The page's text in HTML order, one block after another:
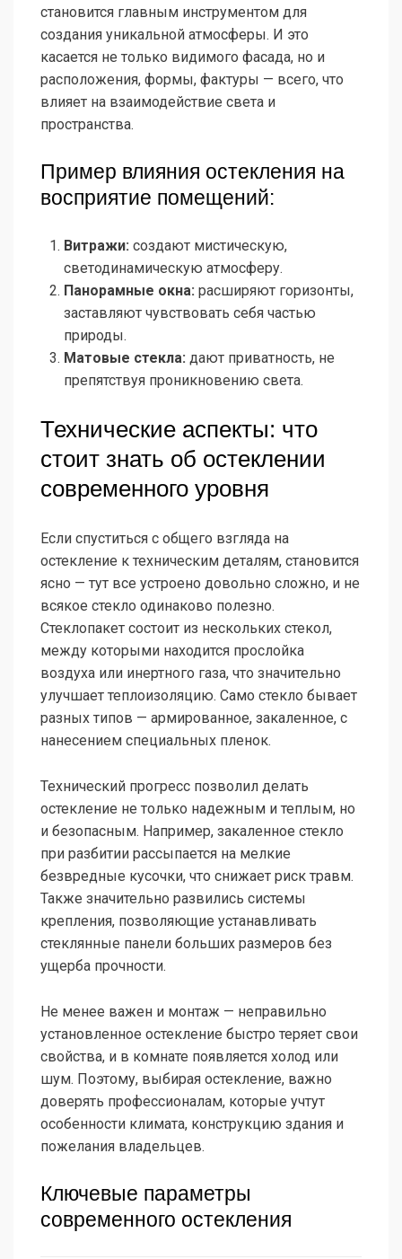
становится главным инструментом для
создания уникальной атмосферы. И это
касается не только видимого фасада, но и
расположения, формы, фактуры — всего, что
влияет на взаимодействие света и
пространства.
Пример влияния остекления на
восприятие помещений:
Витражи: создают мистическую,
светодинамическую атмосферу.
Панорамные окна: расширяют горизонты,
заставляют чувствовать себя частью
природы.
Матовые стекла: дают приватность, не
препятствуя проникновению света.
Технические аспекты: что
стоит знать об остеклении
современного уровня
Если спуститься с общего взгляда на
остекление к техническим деталям, становится
ясно — тут все устроено довольно сложно, и не
всякое стекло одинаково полезно.
Стеклопакет состоит из нескольких стекол,
между которыми находится прослойка
воздуха или инертного газа, что значительно
улучшает теплоизоляцию. Само стекло бывает
разных типов — армированное, закаленное, с
нанесением специальных пленок.
Технический прогресс позволил делать
остекление не только надежным и теплым, но
и безопасным. Например, закаленное стекло
при разбитии рассыпается на мелкие
безвредные кусочки, что снижает риск травм.
Также значительно развились системы
крепления, позволяющие устанавливать
стеклянные панели больших размеров без
ущерба прочности.
Не менее важен и монтаж — неправильно
установленное остекление быстро теряет свои
свойства, и в комнате появляется холод или
шум. Поэтому, выбирая остекление, важно
доверять профессионалам, которые учтут
особенности климата, конструкцию здания и
пожелания владельцев.
Ключевые параметры
современного остекления